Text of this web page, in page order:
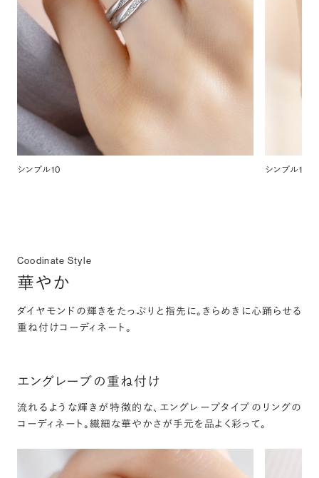
シンプル10 シンプル11
Coodinate Style
華やか
ダイヤモンドの輝きをたっぷりと指先に。きらめきに心踊らせる
重ね付けコーディネート。
エングレーブの重ね付け
流れるような輝きが特徴的な、エングレープタイプのリングの
コーディネート。繊細な華やかさが手元を品よく彩って。